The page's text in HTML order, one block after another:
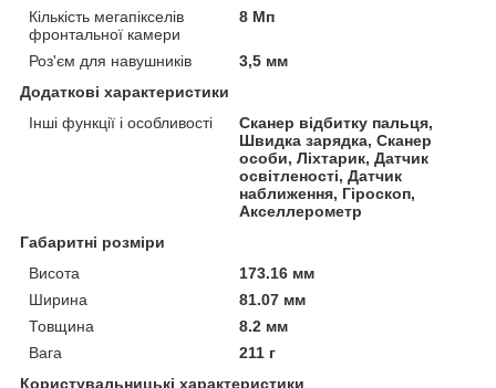
Кількість мегапікселів
фронтальної камери
8 Мп
Роз'єм для навушників
3,5 мм
Додаткові характеристики
Інші функції і особливості
Сканер відбитку пальця,
Швидка зарядка, Сканер
особи, Ліхтарик, Датчик
освітленості, Датчик
наближення, Гіроскоп,
Акселлерометр
Габаритні розміри
Висота
173.16 мм
Ширина
81.07 мм
Товщина
8.2 мм
Вага
211 г
Користувальницькі характеристики